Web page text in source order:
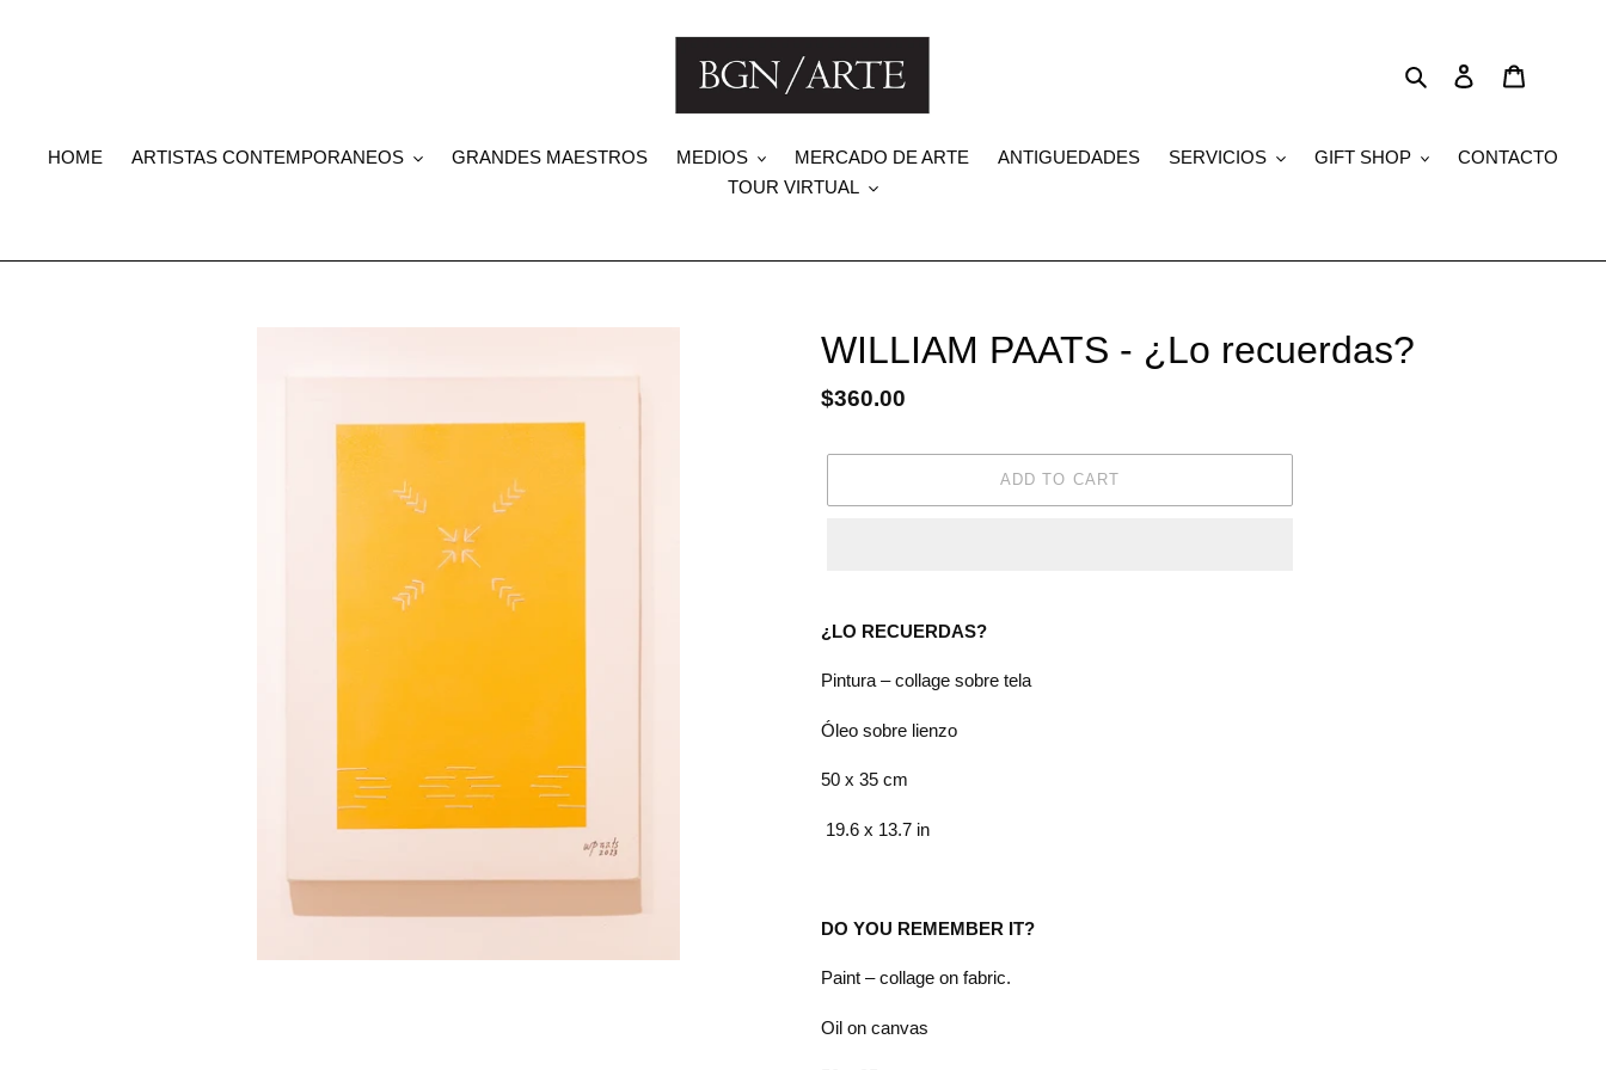
Search Log in
HOME ARTISTAS CONTEMPORANEOS GRANDES MAESTROS MEDIOS MERCADO DE ARTE ANTIGUEDADES SERVICIOS GIFT SHOP
CONTACTO
TOUR VIRTUAL
WILLIAM PAATS - ¿Lo recuerdas?
Regular
$360.00
ADD TO CART
product
to
your
¿LO RECUERDAS?
Pintura – collage sobre tela
Óleo sobre lienzo
50 x 35 cm
19.6 x 13.7 in
DO YOU REMEMBER IT?
Paint – collage on fabric.
Oil on canvas